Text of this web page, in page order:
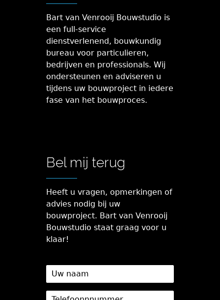
Bart van Venrooij Bouwstudio is
een full-service
dienstverlenend, bouwkundig
bureau voor particulieren,
bedrijven en professionals. Wij
ondersteunen en adviseren u
tijdens uw bouwproject in iedere
fase van het bouwproces.
Bel mij terug
Heeft u vragen, opmerkingen of
advies nodig bij uw
bouwproject. Bart van Venrooij
Bouwstudio staat graag voor u
klaar!